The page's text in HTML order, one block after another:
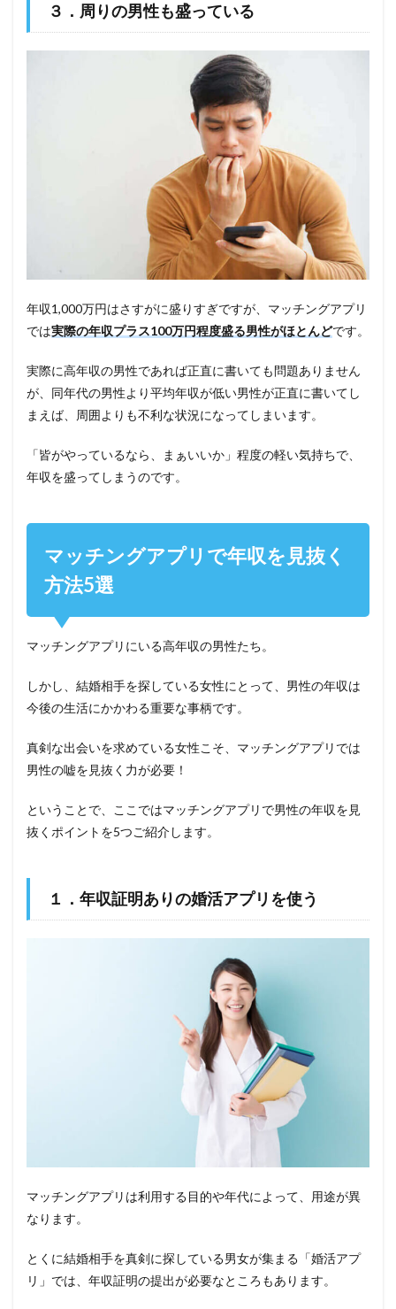
３．周りの男性も盛っている
年収1,000万円はさすがに盛りすぎですが、マッチングアプリ
では実際の年収プラス100万円程度盛る男性がほとんどです。
実際に高年収の男性であれば正直に書いても問題ありません
が、同年代の男性より平均年収が低い男性が正直に書いてし
まえば、周囲よりも不利な状況になってしまいます。
「皆がやっているなら、まぁいいか」程度の軽い気持ちで、
年収を盛ってしまうのです。
マッチングアプリで年収を見抜く
方法5選
マッチングアプリにいる高年収の男性たち。
しかし、結婚相手を探している女性にとって、男性の年収は
今後の生活にかかわる重要な事柄です。
真剣な出会いを求めている女性こそ、マッチングアプリでは
男性の嘘を見抜く力が必要！
ということで、ここではマッチングアプリで男性の年収を見
抜くポイントを5つご紹介します。
１．年収証明ありの婚活アプリを使う
マッチングアプリは利用する目的や年代によって、用途が異
なります。
とくに結婚相手を真剣に探している男女が集まる「婚活アプ
リ」では、年収証明の提出が必要なところもあります。